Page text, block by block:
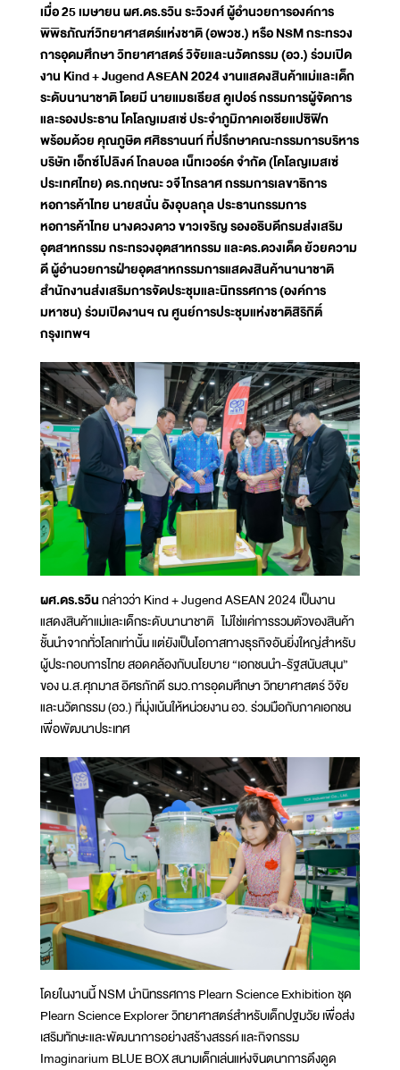
เมื่อ 25 เมษายน ผศ.ดร.รวิน ระวิวงศ์ ผู้อำนวยการองค์การ
พิพิธภัณฑ์วิทยาศาสตร์แห่งชาติ (อพวช.) หรือ NSM กระทรวง
การอุดมศึกษา วิทยาศาสตร์ วิจัยและนวัตกรรม (อว.) ร่วมเปิด
งาน Kind + Jugend ASEAN 2024 งานแสดงสินค้าแม่และเด็ก
ระดับนานาชาติ โดยมี นายแมธเธียส คูเปอร์ กรรมการผู้จัดการ
และรองประธาน โคโลญเมสเซ่ ประจำภูมิภาคเอเชียแปซิฟิก
พร้อมด้วย คุณภูษิต ศศิธรานนท์ ที่ปรึกษาคณะกรรมการบริหาร
บริษัท เอ็กซ์โปลิงค์ โกลบอล เน็ทเวอร์ค จำกัด (โคโลญเมสเซ่
ประเทศไทย) ดร.กฤษณะ วจีไกรลาศ กรรมการเลขาธิการ
หอการค้าไทย นายสนั่น อังอุบลกุล ประธานกรรมการ
หอการค้าไทย นางดวงดาว ขาวเจริญ รองอธิบดีกรมส่งเสริม
อุตสาหกรรม กระทรวงอุตสาหกรรม และดร.ดวงเด็ด ย้วยความ
ดี ผู้อำนวยการฝ่ายอุตสาหกรรมการแสดงสินค้านานาชาติ
สำนักงานส่งเสริมการจัดประชุมและนิทรรศการ (องค์การ
มหาชน) ร่วมเปิดงานฯ ณ ศูนย์การประชุมแห่งชาติสิริกิติ์
กรุงเทพฯ
ผศ.ดร.รวินกล่าวว่า Kind + Jugend ASEAN 2024 เป็นงาน
แสดงสินค้าแม่และเด็กระดับนานาชาติ ไม่ใช่แค่การรวมตัวของสินค้า
ชั้นนำจากทั่วโลกเท่านั้น แต่ยังเป็นโอกาสทางธุรกิจอันยิ่งใหญ่สำหรับ
ผู้ประกอบการไทย สอดคล้องกับนโยบาย “เอกชนนำ-รัฐสนับสนุน”
ของ น.ส.ศุภมาส อิศรภักดี รมว.การอุดมศึกษา วิทยาศาสตร์ วิจัย
และนวัตกรรม (อว.) ที่มุ่งเน้นให้หน่วยงาน อว. ร่วมมือกับภาคเอกชน
เพื่อพัฒนาประเทศ
โดยในงานนี้ NSM นำนิทรรศการ Plearn Science Exhibition ชุด
Plearn Science Explorer วิทยาศาสตร์สำหรับเด็กปฐมวัย เพื่อส่ง
เสริมทักษะและพัฒนาการอย่างสร้างสรรค์ และกิจกรรม
Imaginarium BLUE BOX สนามเด็กเล่นแห่งจินตนาการดึงดูด